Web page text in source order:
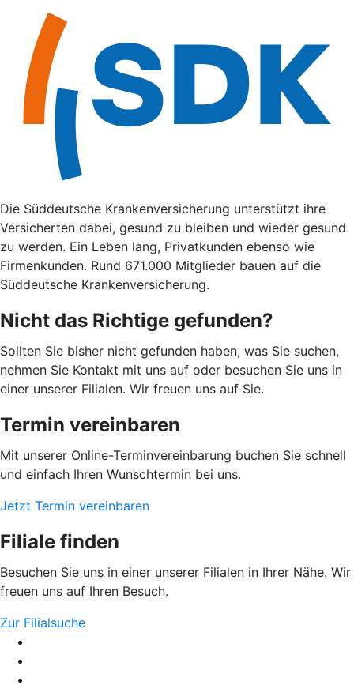
Die Süddeutsche Krankenversicherung unterstützt ihre
Versicherten dabei, gesund zu bleiben und wieder gesund
zu werden. Ein Leben lang, Privatkunden ebenso wie
Firmenkunden. Rund 671.000 Mitglieder bauen auf die
Süddeutsche Krankenversicherung.
Nicht das Richtige gefunden?
Sollten Sie bisher nicht gefunden haben, was Sie suchen,
nehmen Sie Kontakt mit uns auf oder besuchen Sie uns in
einer unserer Filialen. Wir freuen uns auf Sie.
Termin vereinbaren
Mit unserer Online-Terminvereinbarung buchen Sie schnell
und einfach Ihren Wunschtermin bei uns.
Jetzt Termin vereinbaren
Filiale finden
Besuchen Sie uns in einer unserer Filialen in Ihrer Nähe. Wir
freuen uns auf Ihren Besuch.
Zur Filialsuche